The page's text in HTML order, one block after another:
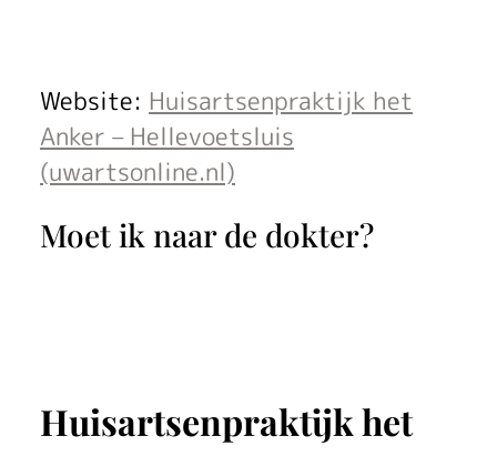
N
i
e
u
w
e
Website: Huisartsenpraktijk het
Anker – Hellevoetsluis
(uwartsonline.nl)
Moet ik naar de dokter?
Huisartsenpraktijk het